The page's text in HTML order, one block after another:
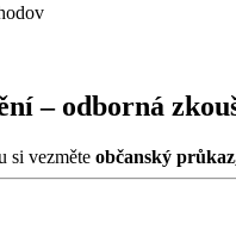
– odborná
si vezměte občanský